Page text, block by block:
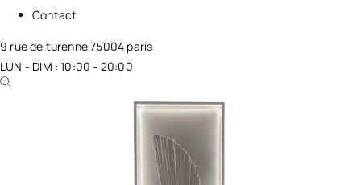
Contact
9 rue de turenne 75004 paris
LUN - DIM : 10:00 - 20:00